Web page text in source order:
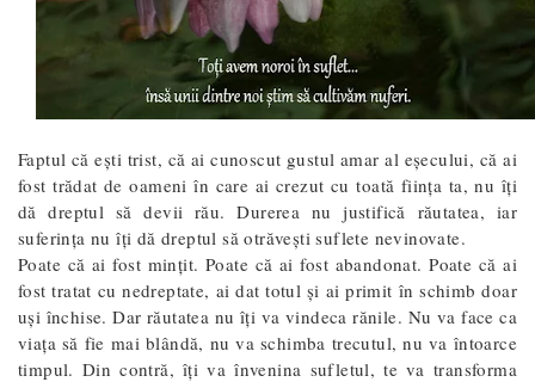
Faptul că ești trist, că ai cunoscut gustul amar al eșecului, că ai
fost trădat de oameni în care ai crezut cu toată ființa ta, nu îți
dă dreptul să devii rău. Durerea nu justifică răutatea, iar
suferința nu îți dă dreptul să otrăvești suflete nevinovate.
Poate că ai fost mințit. Poate că ai fost abandonat. Poate că ai
fost tratat cu nedreptate, ai dat totul și ai primit în schimb doar
uși închise. Dar răutatea nu îți va vindeca rănile. Nu va face ca
viața să fie mai blândă, nu va schimba trecutul, nu va întoarce
timpul. Din contră, îți va învenina sufletul, te va transforma